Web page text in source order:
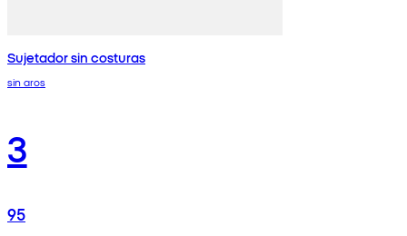
Sujetador sin costuras
sin aros
3
95